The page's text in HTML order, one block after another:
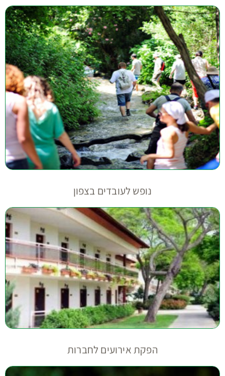
נופש לעובדים בצפון
הפקת אירועים לחברות